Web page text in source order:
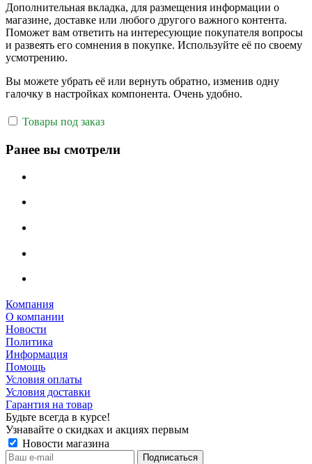
Дополнительная вкладка, для размещения информации о
магазине, доставке или любого другого важного контента.
Поможет вам ответить на интересующие покупателя вопросы
и развеять его сомнения в покупке. Используйте её по своему
усмотрению.
Вы можете убрать её или вернуть обратно, изменив одну
галочку в настройках компонента. Очень удобно.
Товары под заказ
Ранее вы смотрели
Компания
О компании
Новости
Политика
Информация
Помощь
Условия оплаты
Условия доставки
Гарантия на товар
Будьте всегда в курсе!
Узнавайте о скидках и акциях первым
Новости магазина